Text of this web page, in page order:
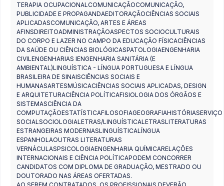
TERAPIA OCUPACIONALCOMUNICAÇÃOCOMUNICAÇÃO,
PUBLICIDADE E PROPAGANDAEDITORAÇÃOCIÊNCIAS SOCIAIS
APLICADASCOMUNICAÇÃO, ARTES E ÁREAS
AFINSDIREITOADMINISTRAÇÃOASPECTOS SOCIOCULTURAIS
DO CORPO E LAZER NO CAMPO DA EDUCAÇÃO FÍSICACIÊNCIAS
DA SAÚDE OU CIÊNCIAS BIOLÓGICASPATOLOGIAENGENHARIA
CIVILENGENHARIAS IENGENHARIA SANITÁRIA (E
AMBIENTAL)LINGUÍSTICA - LÍNGUA PORTUGUESA E LÍNGUA
BRASILEIRA DE SINAISCIÊNCIAS SOCIAIS E
HUMANASARTESMÚSICACIÊNCIAS SOCIAIS APLICADAS, DESIGN
E ARQUITETURACIÊNCIA POLÍTICAFISIOLOGIA DOS ÓRGÃOS E
SISTEMASCIÊNCIA DA
COMPUTAÇÃOESTATÍSTICAFILOSOFIAGEOGRAFIAHISTÓRIASERVIÇO
SOCIALSOCIOLOGIALETRAS/LINGUÍSTICALETRASLITERATURAS
ESTRANGEIRAS MODERNASLINGUÍSTICALÍNGUA
ESPANHOLAOUTRAS LITERATURAS
VERNÁCULASPSICOLOGIAENGENHARIA QUÍMICARELAÇÕES
INTERNACIONAIS E CIÊNCIA POLÍTICAPODEM CONCORRER
CANDIDATOS COM DIPLOMA DE GRADUAÇÃO, MESTRADO OU
DOUTORADO NAS ÁREAS OFERTADAS.